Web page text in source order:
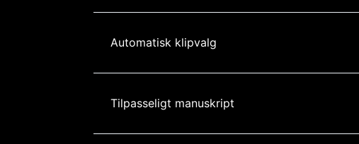
Automatisk klipvalg
Tilpasseligt manuskript